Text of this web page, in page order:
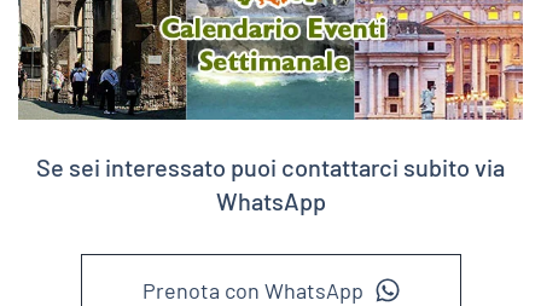
Se sei interessato puoi contattarci subito via
WhatsApp
Prenota con WhatsApp